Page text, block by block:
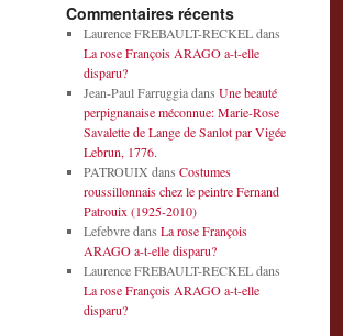
Commentaires récents
Laurence FREBAULT-RECKELdans
La rose François ARAGO a-t-elle
disparu?
Jean-Paul Farruggiadans Une beauté
perpignanaise méconnue: Marie-Rose
Savalette de Lange de Sanlot par Vigée
Lebrun, 1776.
PATROUIX dans Costumes
roussillonnais chez le peintre Fernand
Patrouix (1925-2010)
Lefebvredans La rose François
ARAGO a-t-elle disparu?
Laurence FREBAULT-RECKELdans
La rose François ARAGO a-t-elle
disparu?